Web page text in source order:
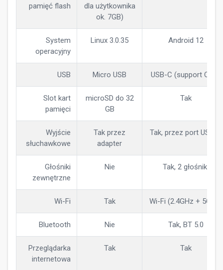
pamięć flash
dla użytkownika
ok. 7GB)
System
operacyjny
Linux 3.0.35 Android 12
USB Micro USB USB-C (support OTG)
Slot kart
pamięci
microSD do 32
GB
Tak
Wyjście
słuchawkowe
Tak przez
adapter
Tak, przez port USB-C
Głośniki
zewnętrzne
Nie Tak, 2 głośniki
Wi-Fi Tak Wi-Fi (2.4GHz + 5GHz)
Bluetooth Nie Tak, BT 5.0
Przeglądarka
internetowa
Tak Tak